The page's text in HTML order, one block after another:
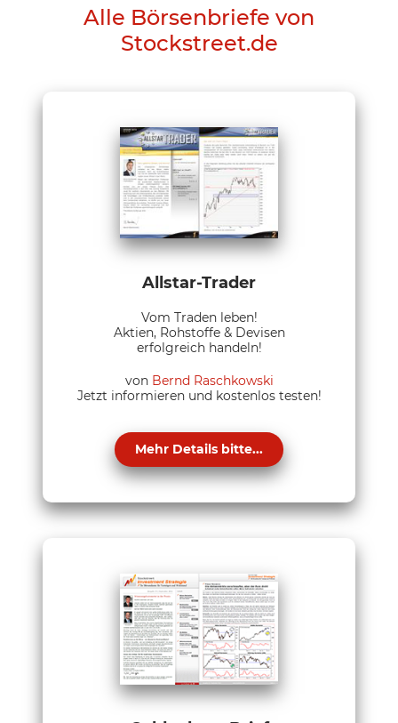
Alle Börsenbriefe von
Stockstreet.de
Allstar-Trader
Vom Traden leben!
Aktien, Rohstoffe & Devisen
erfolgreich handeln!
von Bernd Raschkowski
Jetzt informieren und kostenlos testen!
Mehr Details bitte...